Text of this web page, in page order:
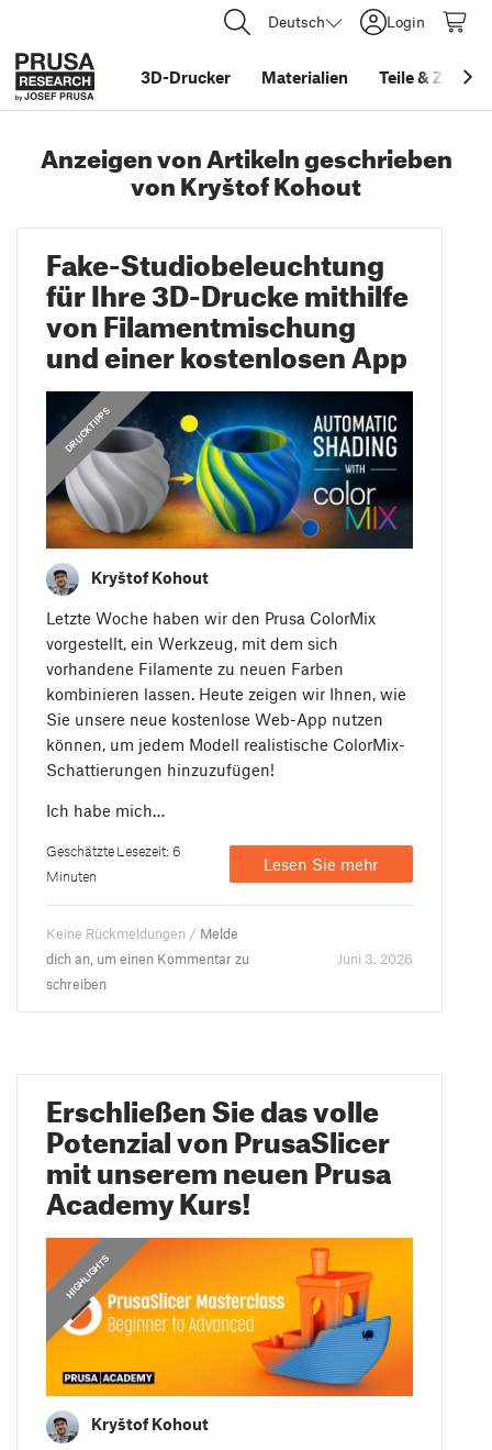
Deutsch Login
3D-Drucker Materialien Teile&
Anzeigen von Artikeln geschrieben
von Kryštof Kohout
Fake-Studiobeleuchtung
für Ihre 3D-Drucke mithilfe
von Filamentmischung
und einer kostenlosen App
ANLEITUNGEN
DRUCKTIPPS
Kryštof Kohout
Letzte Woche haben wir den Prusa ColorMix
vorgestellt, ein Werkzeug, mit dem sich
vorhandene Filamente zu neuen Farben
kombinieren lassen. Heute zeigen wir Ihnen, wie
Sie unsere neue kostenlose Web-App nutzen
können, um jedem Modell realistische ColorMix-
Schattierungen hinzuzufügen!
Ich habe mich…
Geschätzte Lesezeit: 6
Minuten
Lesen Sie mehr
Keine Rückmeldungen / Melde
dich an, um einen Kommentar zu
schreiben
Juni 3. 2026
Erschließen Sie das volle
Potenzial von PrusaSlicer
mit unserem neuen Prusa
Academy Kurs!
HIGHLIGHTS
Kryštof Kohout